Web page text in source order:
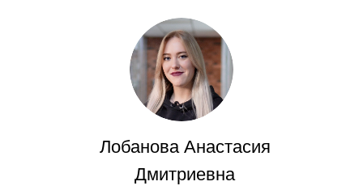
Лобанова Анастасия
Дмитриевна